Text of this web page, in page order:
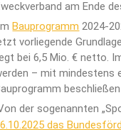
am Ende
Im Bauprogramm 2024-
vorliegende
bei 6,5 Mio. € netto.
– mit mindestens
der sogenannten
das